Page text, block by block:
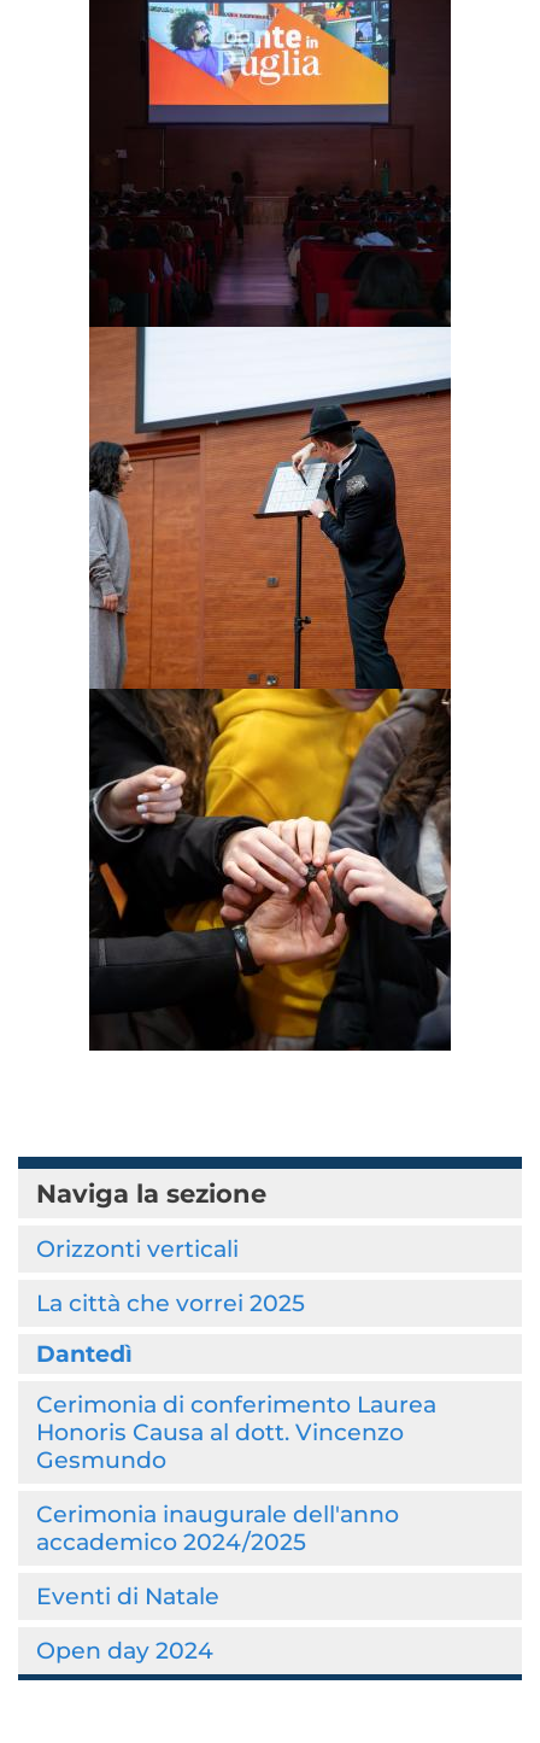
Naviga la sezione
Orizzonti verticali
La città che vorrei 2025
Dantedì
Cerimonia di conferimento Laurea
Honoris Causa al dott. Vincenzo
Gesmundo
Cerimonia inaugurale dell'anno
accademico 2024/2025
Eventi di Natale
Open day 2024